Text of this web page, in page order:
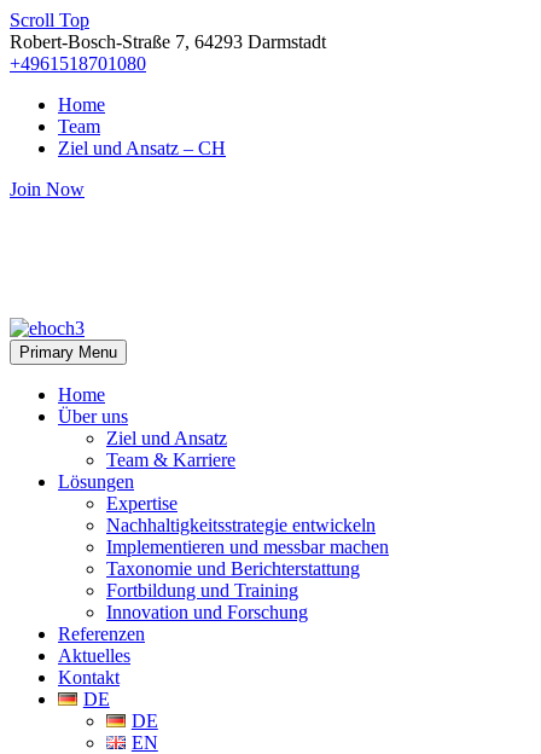
Scroll Top
Robert-Bosch-Straße 7, 64293 Darmstadt
+4961518701080
Home
Team
Ziel und Ansatz – CH
Join Now
Primary Menu
Home
Über uns
Ziel und Ansatz
Team & Karriere
Lösungen
Expertise
Nachhaltigkeitsstrategie entwickeln
Implementieren und messbar machen
Taxonomie und Berichterstattung
Fortbildung und Training
Innovation und Forschung
Referenzen
Aktuelles
Kontakt
DE
DE
EN